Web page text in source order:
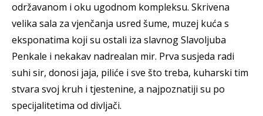
održavanom i oku ugodnom kompleksu. Skrivena
velika sala za vjenčanja usred šume, muzej kuća s
eksponatima koji su ostali iza slavnog Slavoljuba
Penkale i nekakav nadrealan mir. Prva susjeda radi
suhi sir, donosi jaja, piliće i sve što treba, kuharski tim
stvara svoj kruh i tjestenine, a najpoznatiji su po
specijalitetima od divljači.